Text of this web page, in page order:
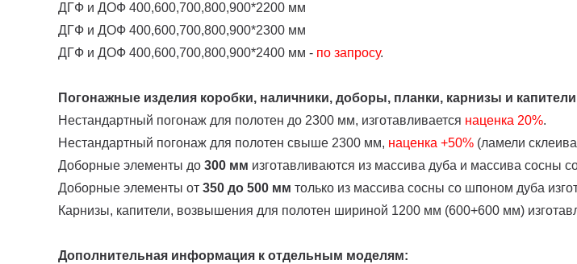
ДГФ и ДОФ 400,600,700,800,900*2200 мм
ДГФ и ДОФ 400,600,700,800,900*2300 мм
ДГФ и ДОФ 400,600,700,800,900*2400 мм - по запросу.
Погонажные изделия коробки, наличники, доборы, планки, карнизы и
Нестандартный погонаж для полотен до 2300 мм, изготавливается наценка 20%.
Нестандартный погонаж для полотен свыше 2300 мм, наценка +50% (ламели
Доборные элементы до 300 мм изготавливаются из массива дуба и массива сосны
Доборные элементы от 350 до 500 мм только из массива сосны со шпоном дуба
Карнизы, капители, возвышения для полотен шириной 1200 мм (600+600 мм)
Дополнительная информация к отдельным моделям: